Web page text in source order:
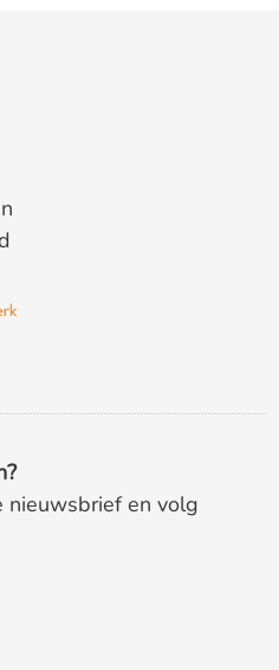
nieuwsbrief en volg